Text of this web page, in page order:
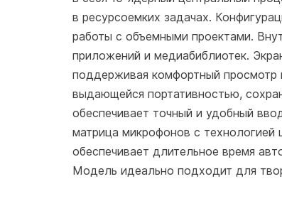
в ресурсоемких задачах.
работы с объемными проектами.
приложений и медиабиблиотек.
поддерживая комфортный просмотр
выдающейся портативностью,
обеспечивает точный и удобный
матрица микрофонов с технологией
обеспечивает длительное время
Модель идеально подходит для